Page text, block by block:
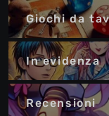
Giochi da
In evidenza
Recensioni